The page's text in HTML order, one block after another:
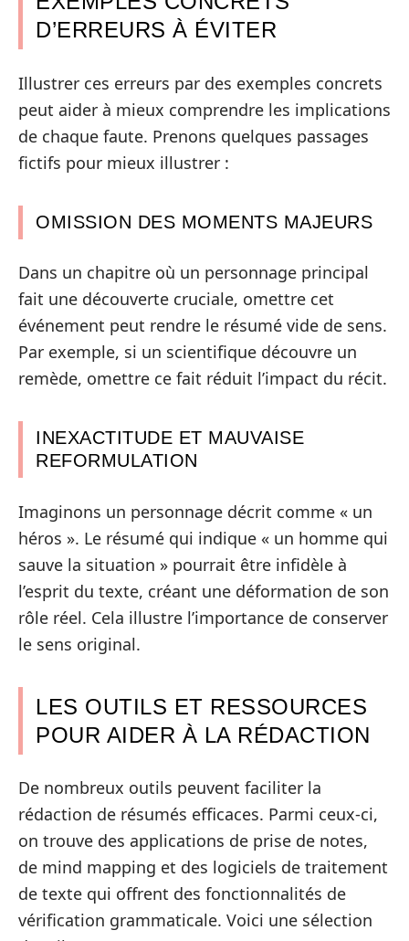
D’ERREURS À ÉVITER
Illustrer ces erreurs par des exemples concrets
peut aider à mieux comprendre les implications
de chaque faute. Prenons quelques passages
fictifs pour mieux illustrer :
OMISSION DES MOMENTS MAJEURS
Dans un chapitre où un personnage principal
fait une découverte cruciale, omettre cet
événement peut rendre le résumé vide de sens.
Par exemple, si un scientifique découvre un
remède, omettre ce fait réduit l’impact du récit.
INEXACTITUDE ET MAUVAISE
REFORMULATION
Imaginons un personnage décrit comme « un
héros ». Le résumé qui indique « un homme qui
sauve la situation » pourrait être infidèle à
l’esprit du texte, créant une déformation de son
rôle réel. Cela illustre l’importance de conserver
le sens original.
LES OUTILS ET RESSOURCES
POUR AIDER À LA RÉDACTION
De nombreux outils peuvent faciliter la
rédaction de résumés efficaces. Parmi ceux-ci,
on trouve des applications de prise de notes,
de mind mapping et des logiciels de traitement
de texte qui offrent des fonctionnalités de
vérification grammaticale. Voici une sélection